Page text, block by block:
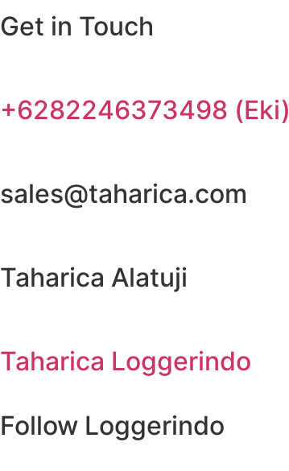
Get in Touch
+6282246373498 (Eki)
sales@taharica.com
Taharica Alatuji
Taharica Loggerindo
Follow Loggerindo